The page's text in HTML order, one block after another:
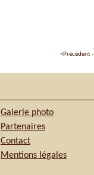
<Précédent -
Galerie photo
Partenaires
Contact
Mentions légales